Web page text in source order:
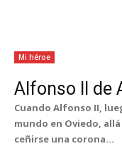
Mi héroe
Alfonso II de
Cuando Alfonso II,
mundo en Oviedo,
ceñirse una corona...